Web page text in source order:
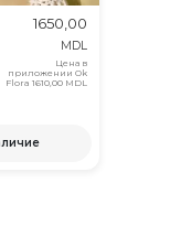
1650,00
MDL
Цена в
приложении Ok
Flora1610,00 MDL